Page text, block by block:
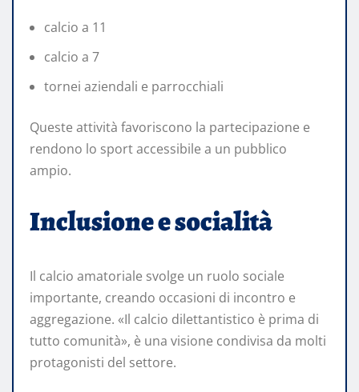
calcio a 11
calcio a 7
tornei aziendali e parrocchiali
Queste attività favoriscono la partecipazione e
rendono lo sport accessibile a un pubblico
ampio.
Inclusione e socialità
Il calcio amatoriale svolge un ruolo sociale
importante, creando occasioni di incontro e
aggregazione. «Il calcio dilettantistico è prima di
tutto comunità», è una visione condivisa da molti
protagonisti del settore.